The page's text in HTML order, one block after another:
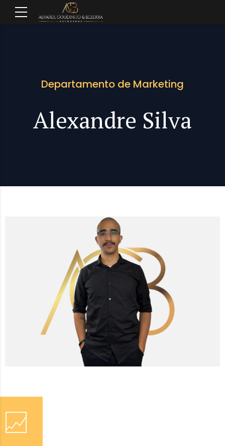
Departamento de Marketing
Alexandre Silva